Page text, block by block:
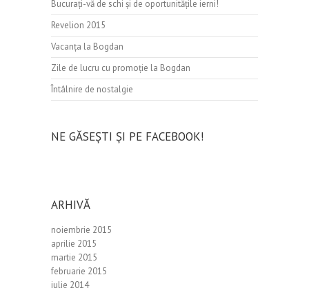
Bucurați-vă de schi şi de oportunităţile ierni!
Revelion 2015
Vacanța la Bogdan
Zile de lucru cu promoție la Bogdan
Întâlnire de nostalgie
NE GĂSEȘTI ȘI PE FACEBOOK!
ARHIVĂ
noiembrie 2015
aprilie 2015
martie 2015
februarie 2015
iulie 2014